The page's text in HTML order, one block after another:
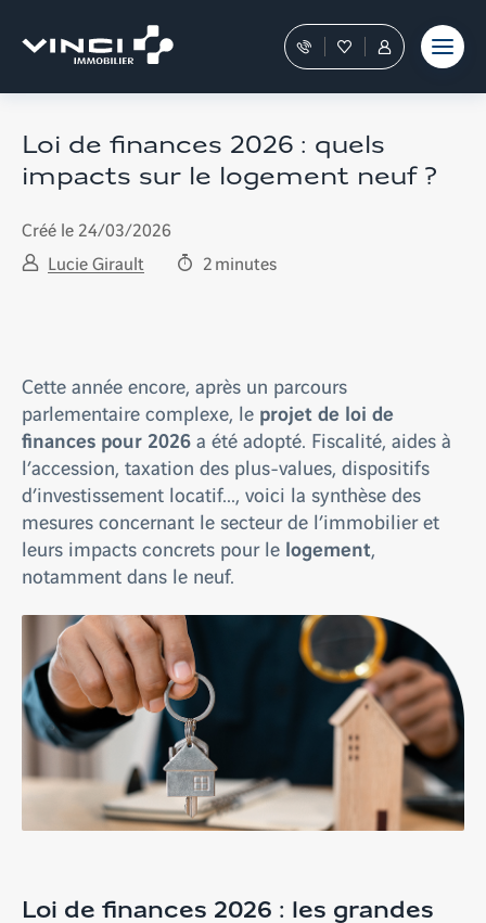
contenu
moment
Nos
conseillers
vous
dans
votre
achat
FavorisTous
les
services
Espace
Loi de finances 2026 : quels
impacts sur le logement neuf ?
Créé le 24/03/2026
Lucie Girault
2minutes
Cette année encore, après un parcours
parlementaire complexe, le projet de loi de
finances pour 2026a été adopté. Fiscalité, aides à
l’accession, taxation des plus-values, dispositifs
d’investissement locatif..., voici la synthèse des
mesures concernant le secteur de l’immobilier et
leurs impacts concrets pour le logement,
notamment dans le neuf.
Loi de finances 2026 : les grandes